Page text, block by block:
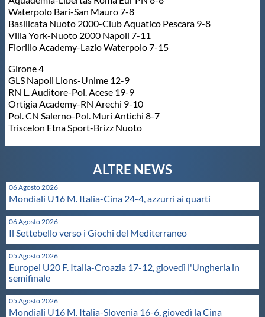
Area Legislativa
Protezione Civile
Qualità
Cookie Policy
Archivio News
Flash News
Waterpolo Bari-San Mauro 7-8
Basilicata Nuoto 2000-Club Aquatico Pescara 9-8
Villa York-Nuoto 2000 Napoli 7-11
Fiorillo Academy-Lazio Waterpolo 7-15
Girone 4
GLS Napoli Lions-Unime 12-9
RN L. Auditore-Pol. Acese 19-9
Ortigia Academy-RN Arechi 9-10
Pol. CN Salerno-Pol. Muri Antichi 8-7
Triscelon Etna Sport-Brizz Nuoto
06 Agosto 2026
Mondiali U16 M. Italia-Cina 24-4, azzurri ai quarti
06 Agosto 2026
Il Settebello verso i Giochi del Mediterraneo
05 Agosto 2026
Europei U20 F. Italia-Croazia 17-12, giovedì l'Ungheria in
semifinale
05 Agosto 2026
Mondiali U16 M. Italia-Slovenia 16-6, giovedì la Cina